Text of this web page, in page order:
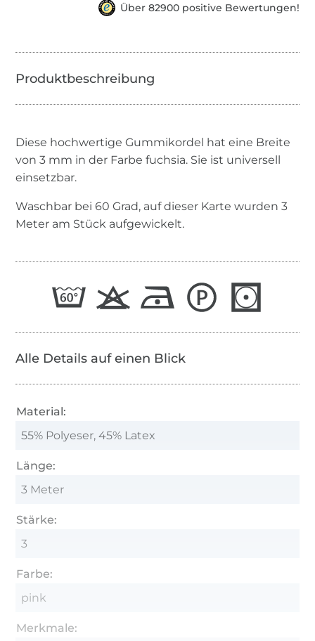
Über 82900 positive Bewertungen!
Diese hochwertige Gummikordel hat eine Breite
von 3 mm in der Farbe fuchsia. Sie ist universell
einsetzbar.
Waschbar bei 60 Grad, auf dieser Karte wurden 3
Meter am Stück aufgewickelt.
Alle Details auf einen Blick
Material:
55% Polyeser, 45% Latex
Länge:
3 Meter
Stärke:
3
Farbe:
pink
Merkmale: